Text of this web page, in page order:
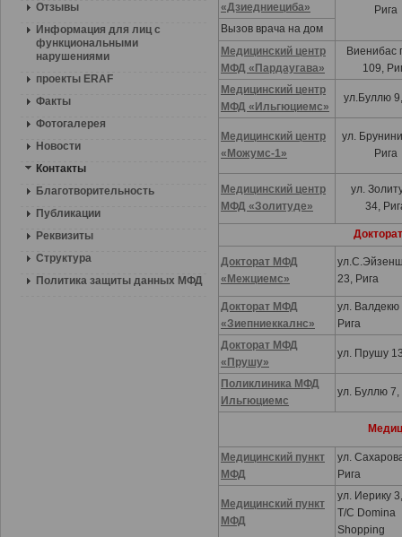
Отзывы
Информация для лиц с
функциональными
нарушениями
проекты ERAF
Факты
Фотогалерея
Новости
Контакты
Благотворительность
Публикации
Реквизиты
Структура
Политика защиты данных МФД
«Дзиедниециба»
Рига
Вызов врача на дом
Медицинский центр
МФД «Пардаугава»
Виенибас
109,
Медицинский центр
МФД «Ильгюциемс»
ул.Буллю
Медицинский центр
«Можумс-1»
ул.
Рига
Медицинский центр
МФД «Золитуде»
ул.
34,
Докторат МФД
«Межциемс»
23, Рига
Докторат МФД
«Зиепниеккалнс»
ул. Валдекю
Рига
Докторат МФД
«Прушу»
ул. Прушу
Поликлиника МФД
Ильгюциемс
ул. Буллю 7,
Медицинский пункт
МФД
ул.
Рига
Медицинский пункт
МФД
ул. Иерику
T/C Domina
Shopping